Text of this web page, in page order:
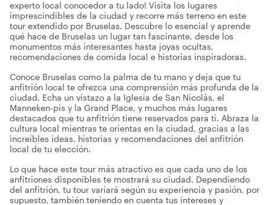
experto local conocedor a tu lado! Visita los lugares
imprescindibles de la ciudad y recorre más terreno en este
tour extendido por Bruselas. Descubre lo esencial y aprende
qué hace de Bruselas un lugar tan fascinante, desde los
monumentos más interesantes hasta joyas ocultas,
recomendaciones de comida local e historias inspiradoras.
Conoce Bruselas como la palma de tu mano y deja que tu
anfitrión local te ofrezca una comprensión más profunda de la
ciudad. Echa un vistazo a la Iglesia de San Nicolás, el
Manneken-pis y la Grand Place, y muchos más lugares
destacados que tu anfitrión tiene reservados para ti. Abraza la
cultura local mientras te orientas en la ciudad, gracias a las
increíbles ideas, historias y recomendaciones del anfitrión
local de tu elección.
Lo que hace este tour más atractivo es que cada uno de los
anfitriones disponibles te mostrará su ciudad. Dependiendo
del anfitrión, tu tour variará según su experiencia y pasión, por
supuesto, también teniendo en cuenta tus intereses y